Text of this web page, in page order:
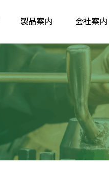
製品案内 会社案内